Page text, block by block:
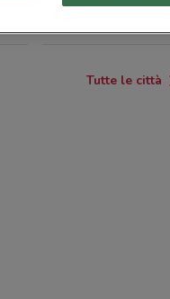
Tutte le città